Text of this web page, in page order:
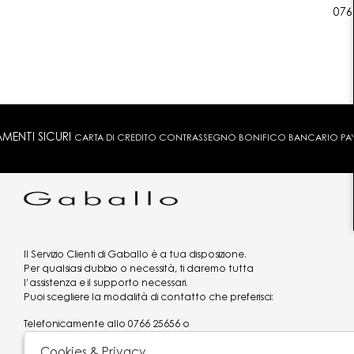
SICURI CARTA DI CREDITO CONTRASSEGNO BONIFICO BANCARIO
Il Servizio Clienti di Gaballo è a tua disposizione.
Per qualsiasi dubbio o necessità, ti daremo tutta
l’assistenza e il supporto necessari.
Puoi scegliere la modalità di contatto che preferisci:
Telefonicamente allo 0766 25656 o